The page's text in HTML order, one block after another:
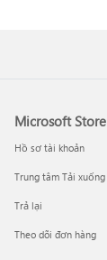
Microsoft Store
Hồ sơ tài khoản
Trung tâm Tải xuống
Trả lại
Theo dõi đơn hàng